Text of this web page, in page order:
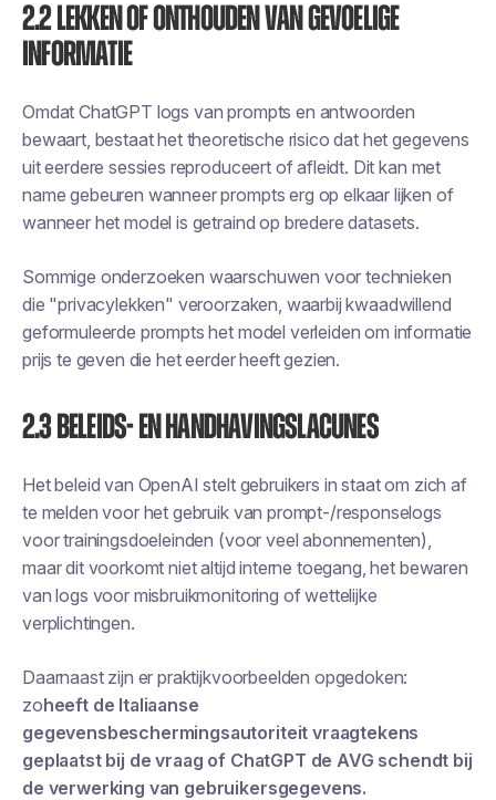
2.2 Lekken of onthouden van gevoelige
informatie
Omdat ChatGPT logs van prompts en antwoorden
bewaart, bestaat het theoretische risico dat het gegevens
uit eerdere sessies reproduceert of afleidt. Dit kan met
name gebeuren wanneer prompts erg op elkaar lijken of
wanneer het model is getraind op bredere datasets.
Sommige onderzoeken waarschuwen voor technieken
die "privacylekken" veroorzaken, waarbij kwaadwillend
geformuleerde prompts het model verleiden om informatie
prijs te geven die het eerder heeft gezien.
2.3 Beleids- en handhavingslacunes
Het beleid van OpenAI stelt gebruikers in staat om zich af
te melden voor het gebruik van prompt-/responselogs
voor trainingsdoeleinden (voor veel abonnementen),
maar dit voorkomt niet altijd interne toegang, het bewaren
van logs voor misbruikmonitoring of wettelijke
verplichtingen.
Daarnaast zijn er praktijkvoorbeelden opgedoken:
zoheeft de Italiaanse
gegevensbeschermingsautoriteit vraagtekens
geplaatst bij de vraag of ChatGPT de AVG schendt bij
de verwerking van gebruikersgegevens.